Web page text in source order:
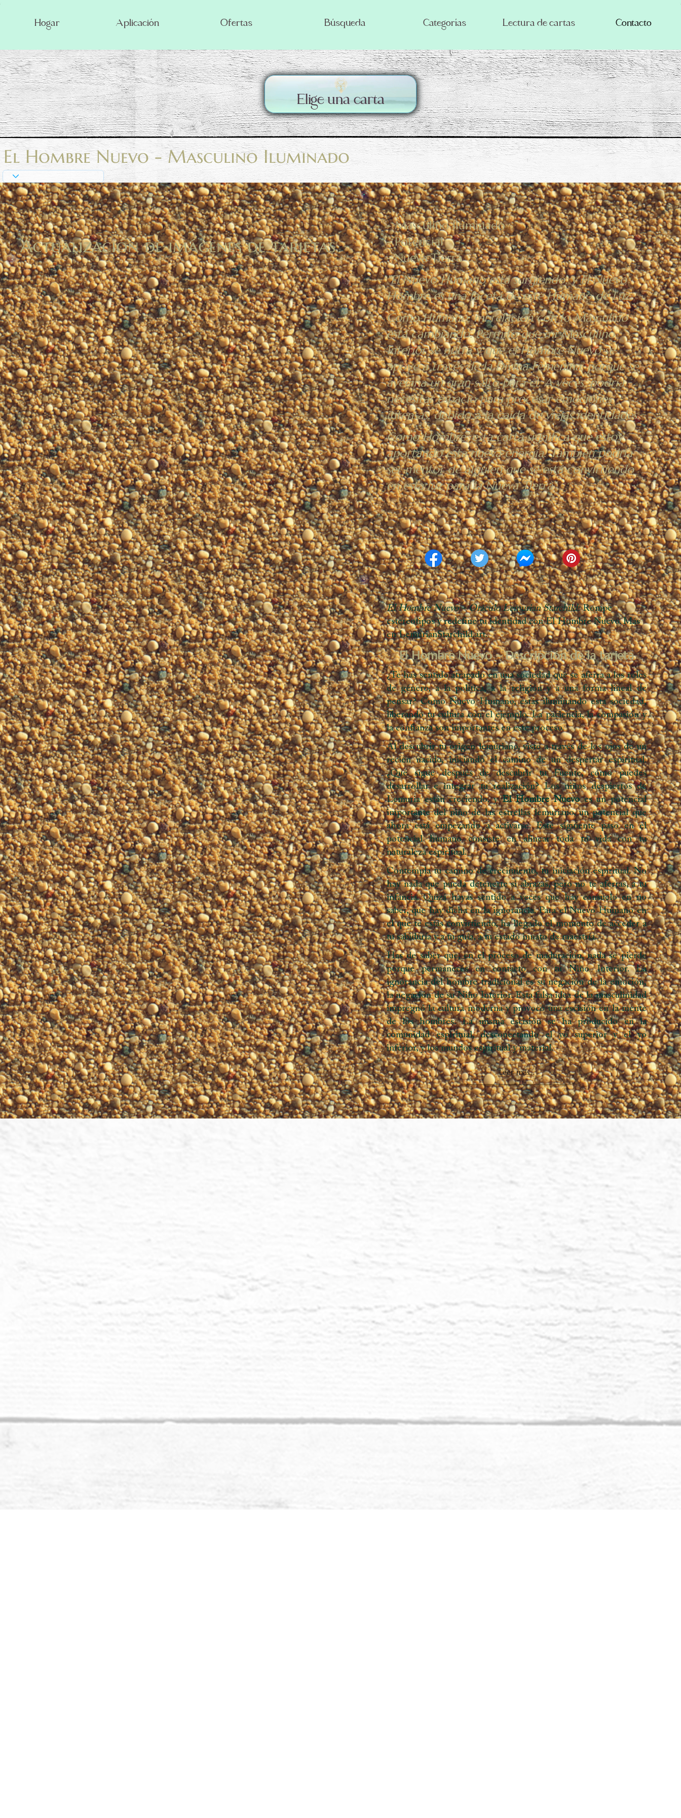
Hogar Aplicación Ofertas Búsqueda Categorías Lectura de cartas Contacto
El Hombre Nuevo – Oráculo Lemurian Starchild:Rompe
estereotipos y redefine tu identidad con El Hombre Nuevo. Más
en LemurianStarchild.art.
El Hombre Nuevo – Descripción de la tarjeta
¿Te has sentido atrapado en una sociedad que se aferra a los roles
pensar? Como Nuevo Humano, estás iluminando esta sociedad,
Al descubrir tu origen lemuriano, viste a través de los ojos de un
recién nacido, iniciando el camino de un despertar espiritual.
¿Qué sigue después de descubrir tu Fuente, cómo puedes
desarrollar e integrar tu realización? Los niños despiertos de
importante del niño de las estrellas lemuriano, un potencial que
ahora está empezando a activarse. Este siguiente paso en el
potencial humano consiste en alinear toda tu vida con tu
Contempla tu camino de crecimiento, tu iniciación espiritual. No
hay nada que pueda detenerte si abrazas, pero no te aferras, a tu
infancia. Quizá hayas sentido a veces que hay consuelo en no
saber, que hay dicha en la ignorancia. Para el Nuevo Humano en
ignorancia del hombre tradicional es su negación de la emoción,
- Masculino Iluminado
- Potencial
- Nueva Tierra
"El Nuevo Humano está surgiendo, y El Nuevo
Hombre es una faceta de este Humano de Luz.
Como Humano, mi relación con lo Masculino
está cambiando. Permito que mi Masculino
Interior se nutra y que el Hombre Nuevo se
apoye a través de la Divina Femenina, porque se
avecina un gran salto para él. A veces, podría
necesitar espacio para procesar emociones
intensas, debido a la caída de viejas identidades.
Como Hombre, esta carta significa que estoy
aportando esta nueva energía. También podría
ser mentor de alguien que se está convirtiendo
en esta luz para la Nueva Tierra".
Actualización de imágenes de tarjetas
Elige una carta
El Hombre Nuevo - Masculino Iluminado